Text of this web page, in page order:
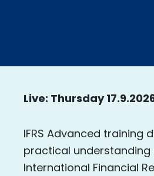
Live: Thursday
IFRS Advanced training
practical understanding
International Financial